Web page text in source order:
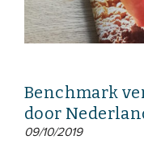
Benchmark
door
09/10/2019